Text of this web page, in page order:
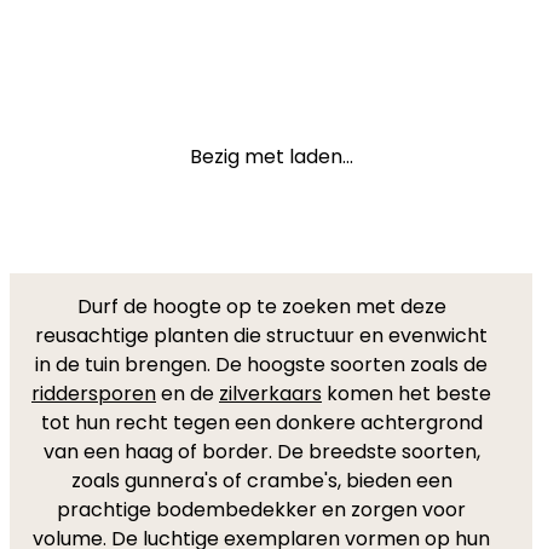
Bezig met laden...
Durf de hoogte op te zoeken met deze
reusachtige planten die structuur en evenwicht
in de tuin brengen. De hoogste soorten zoals de
riddersporenen de zilverkaars komen het beste
tot hun recht tegen een donkere achtergrond
van een haag of border. De breedste soorten,
zoals gunnera's of crambe's, bieden een
prachtige bodembedekker en zorgen voor
volume. De luchtige exemplaren vormen op hun